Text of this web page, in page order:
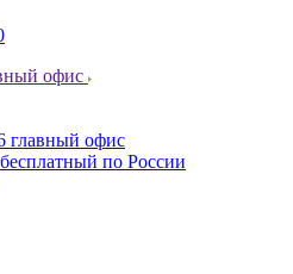
офис
главный офис
бесплатный по России